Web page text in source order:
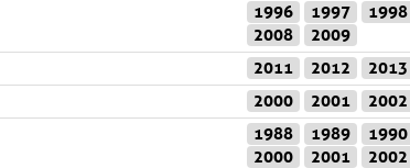
1996 1997 1998
2008
2009
2011 2012 2013
2000 2001 2002
1988 1989 1990
2000
2001 2002